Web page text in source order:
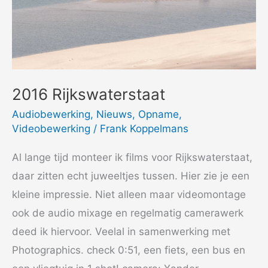
2016 Rijkswaterstaat
Audiobewerking, Nieuws, Opname,
Videobewerking / Frank Koppelmans
Al lange tijd monteer ik films voor Rijkswaterstaat,
daar zitten echt juweeltjes tussen. Hier zie je een
kleine impressie. Niet alleen maar videomontage
ook de audio mixage en regelmatig camerawerk
deed ik hiervoor. Veelal in samenwerking met
Photographics. check 0:51, een fiets, een bus en